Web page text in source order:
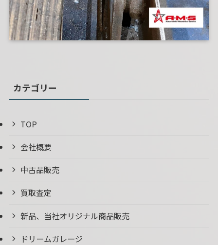
カテゴリー
TOP
会社概要
中古品販売
買取査定
新品、当社オリジナル商品販売
ドリームガレージ